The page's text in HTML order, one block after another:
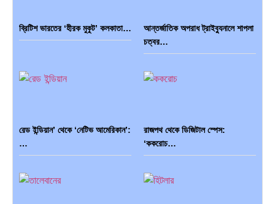
পূর্ব ইউরোপ বনাম তুরস্ক: শত…
পৃথিবীতে বর্তমানে মোট দেশের সংখ্যা…
ব্রিটিশ ভারতের ‘হীরক মুকুট’ কলকাতা…
আন্তর্জাতিক অপরাধ ট্রাইব্যুনালে শাপলা
চত্বর…
রেড ইন্ডিয়ান’ থেকে ‘নেটিভ আমেরিকান’:
…
রাজপথ থেকে ডিজিটাল স্পেস:
‘ককরোচ…